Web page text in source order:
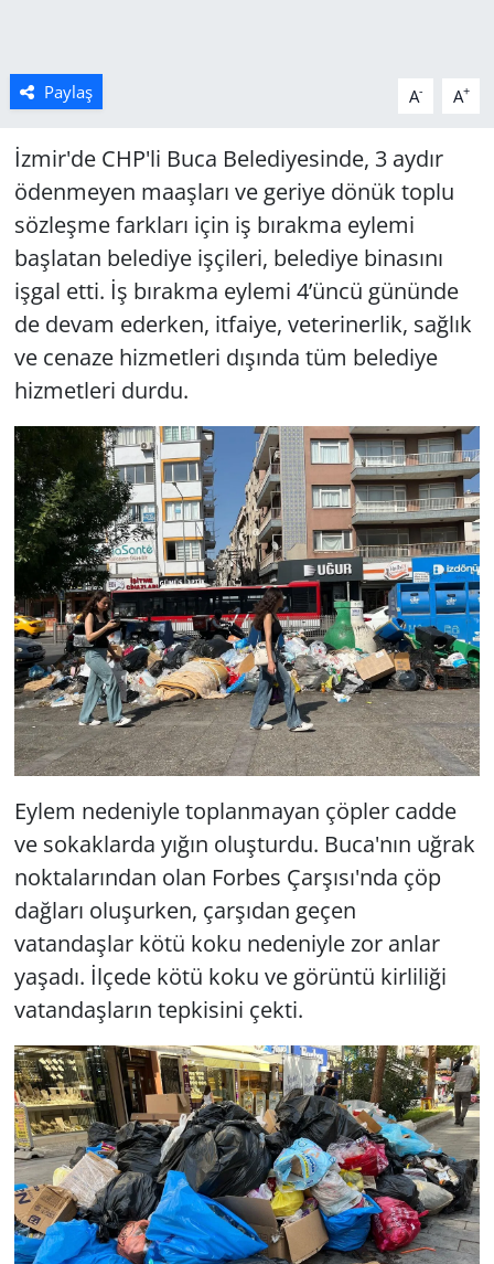
Paylaş A- A+
İzmir'de CHP'li Buca Belediyesinde, 3 aydır
ödenmeyen maaşları ve geriye dönük toplu
sözleşme farkları için iş bırakma eylemi
başlatan belediye işçileri, belediye binasını
işgal etti. İş bırakma eylemi 4’üncü gününde
de devam ederken, itfaiye, veterinerlik, sağlık
ve cenaze hizmetleri dışında tüm belediye
hizmetleri durdu.
Eylem nedeniyle toplanmayan çöpler cadde
ve sokaklarda yığın oluşturdu. Buca'nın uğrak
noktalarından olan Forbes Çarşısı'nda çöp
dağları oluşurken, çarşıdan geçen
vatandaşlar kötü koku nedeniyle zor anlar
yaşadı. İlçede kötü koku ve görüntü kirliliği
vatandaşların tepkisini çekti.